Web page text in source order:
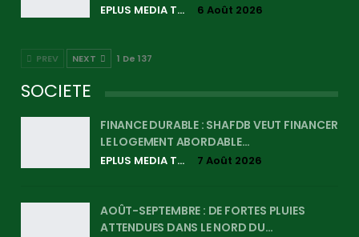
EPLUS MEDIA TV 6 Août 2026
PREV NEXT 1 De 137
SOCIETE
FINANCE DURABLE : SHAFDB VEUT FINANCER
LE LOGEMENT ABORDABLE…
EPLUS MEDIA TV 7 Août 2026
AOÛT-SEPTEMBRE : DE FORTES PLUIES
ATTENDUES DANS LE NORD DU…